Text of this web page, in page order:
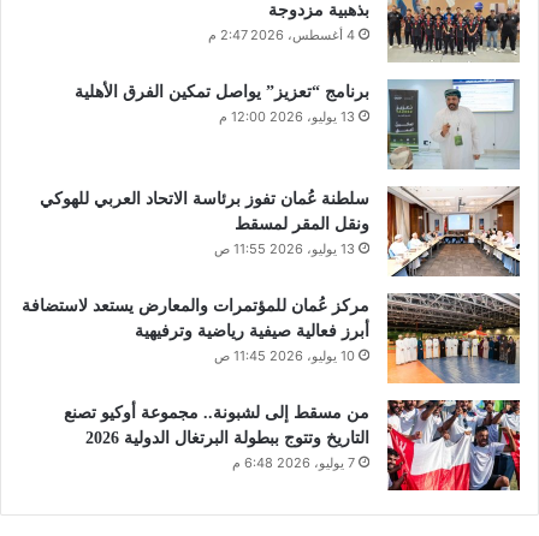
بذهبية مزدوجة
4 أغسطس، 2026 2:47 م
برنامج “تعزيز” يواصل تمكين الفرق الأهلية
13 يوليو، 2026 12:00 م
سلطنة عُمان تفوز برئاسة الاتحاد العربي للهوكي
ونقل المقر لمسقط
13 يوليو، 2026 11:55 ص
مركز عُمان للمؤتمرات والمعارض يستعد لاستضافة
أبرز فعالية صيفية رياضية وترفيهية
10 يوليو، 2026 11:45 ص
من مسقط إلى لشبونة.. مجموعة أوكيو تصنع
التاريخ وتتوج ببطولة البرتغال الدولية 2026
7 يوليو، 2026 6:48 م